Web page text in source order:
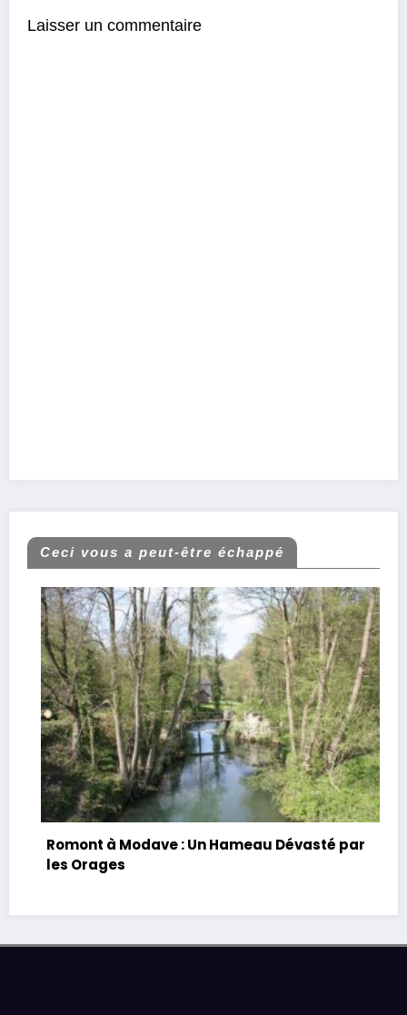
Laisser un commentaire
Ceci vous a peut-être échappé
Romont à Modave : Un Hameau Dévasté par
les Orages